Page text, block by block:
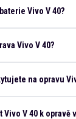
Vivo V 40?
Vivo V 40?
na opravu
V 40 k opravě